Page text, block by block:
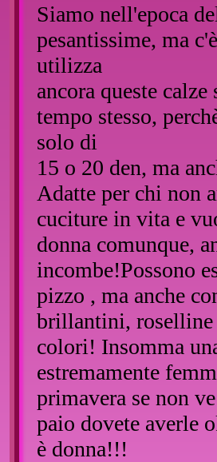
Siamo nell'epoca
pesantissime, ma
utilizza
ancora queste calze
tempo stesso,
solo di
15 o 20 den, ma
Adatte per chi non
cuciture in vita e
donna comunque,
incombe!Possono
pizzo , ma anche
brillantini, roselline
colori! Insomma
estremamente
primavera se non
paio dovete averle
è donna!!!